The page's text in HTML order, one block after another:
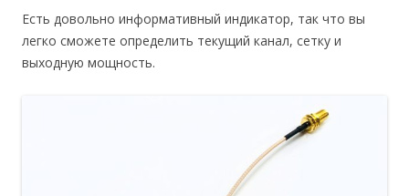
Есть довольно информативный индикатор, так что вы
легко сможете определить текущий канал, сетку и
выходную мощность.